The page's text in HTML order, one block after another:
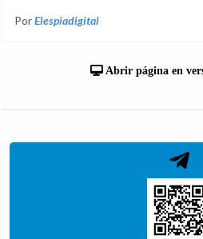
PorElespiadigital
Abrir página en